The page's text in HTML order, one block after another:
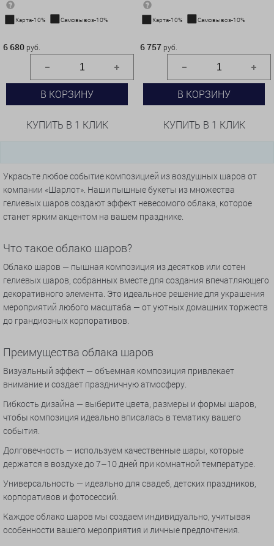
Карта-10% Самовывоз-10%
6 680 руб.
В КОРЗИНУ
КУПИТЬ В 1 КЛИК
Карта-10% Самовывоз-10%
6 757 руб.
В КОРЗИНУ
КУПИТЬ В 1 КЛИК
Украсьте любое событие композицией из воздушных шаров от
компании «Шарлот». Наши пышные букеты из множества
гелиевых шаров создают эффект невесомого облака, которое
станет ярким акцентом на вашем празднике.
Что такое облако шаров?
Облако шаров — пышная композиция из десятков или сотен
гелиевых шаров, собранных вместе для создания впечатляющего
декоративного элемента. Это идеальное решение для украшения
мероприятий любого масштаба — от уютных домашних торжеств
до грандиозных корпоративов.
Преимущества облака шаров
Визуальный эффект — объемная композиция привлекает
внимание и создает праздничную атмосферу.
Гибкость дизайна — выберите цвета, размеры и формы шаров,
чтобы композиция идеально вписалась в тематику вашего
события.
Долговечность — используем качественные шары, которые
держатся в воздухе до 7–10 дней при комнатной температуре.
Универсальность — идеально для свадеб, детских праздников,
корпоративов и фотосессий.
Каждое облако шаров мы создаем индивидуально, учитывая
особенности вашего мероприятия и личные предпочтения.